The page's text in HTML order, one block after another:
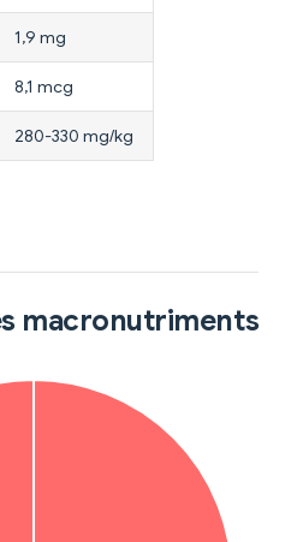
1,9 mg
8,1 mcg
280-330 mg/kg
macronutriments